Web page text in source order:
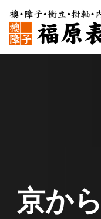
福原表具店
京か